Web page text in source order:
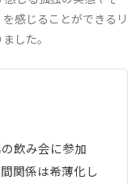
感じることができるリ
した。
飲み会に参加
関係は希薄化し